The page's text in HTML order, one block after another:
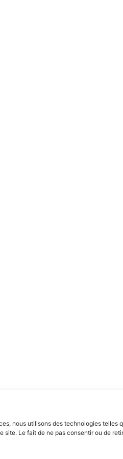
nous utilisons des technologies
site. Le fait de ne pas consentir ou de